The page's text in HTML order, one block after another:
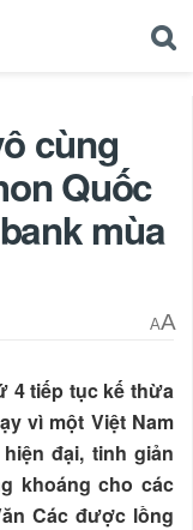
cùng
Quốc
mùa
AA
4 tiếp tục kế thừa
vì một Việt Nam
đại, tinh giản
khoáng cho các
Các được lồng